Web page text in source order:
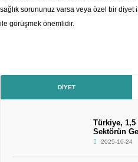
sağlık sorununuz varsa veya özel bir diyet
ile görüşmek önemlidir.
DIYET
Türkiye, 1,5
Sektörün
2025-10-24